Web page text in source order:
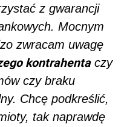
z gwarancji
Mocnym
zwracam uwagę
kontrahentaczy
czy braku
Chcę podkreślić,
tak naprawdę